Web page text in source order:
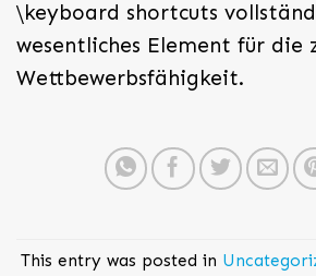
\keyboard shortcuts
wesentliches Element für die
Wettbewerbsfähigkeit.
This entry was posted in